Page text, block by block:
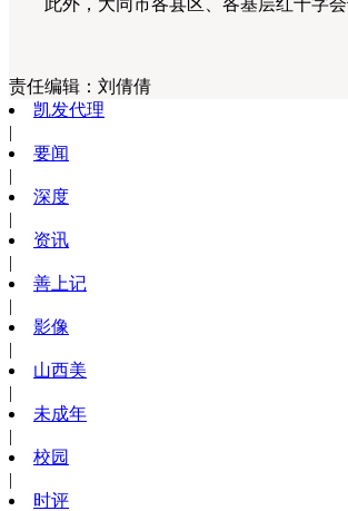
责任编辑： 刘倩倩
凯发代理
|
要闻
|
深度
|
资讯
|
善上记
|
影像
|
山西美
|
未成年
|
校园
|
时评